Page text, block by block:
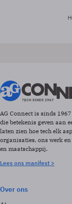
AG Connect is sinds
die betekenis geven aan
laten zien hoe tech elk
organisaties, ons werk
en maatschappij.
Lees ons manifest >
Over ons